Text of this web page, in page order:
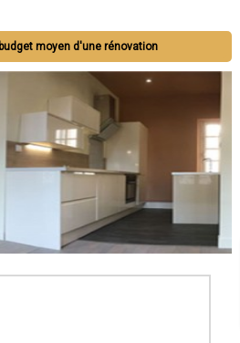
moyen d'une rénovation